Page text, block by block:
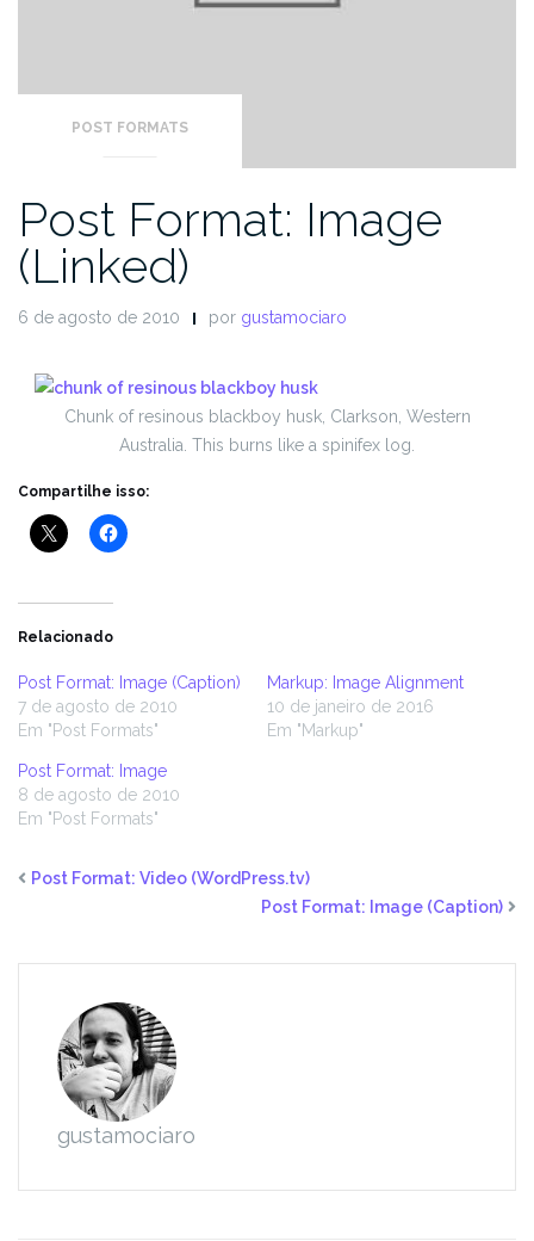
POST FORMATS
Post Format: Image
(Linked)
6 de agosto de 2010 por gustamociaro
Chunk of resinous blackboy husk, Clarkson, Western
Australia. This burns like a spinifex log.
Compartilhe isso:
Relacionado
Post Format: Image (Caption)
7 de agosto de 2010
Em "Post Formats"
Markup: Image Alignment
10 de janeiro de 2016
Em "Markup"
Post Format: Image
8 de agosto de 2010
Em "Post Formats"
Post Format: Video (WordPress.tv)
Post Format: Image (Caption)
gustamociaro